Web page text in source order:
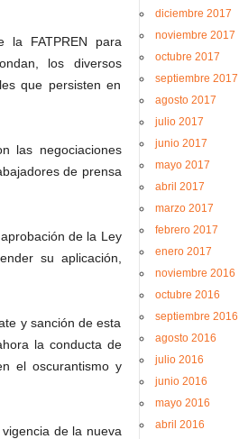
la FATPREN para
los diversos
que persisten en
las negociaciones
de prensa
de la Ley
su aplicación,
y sanción de esta
la conducta de
el oscurantismo y
de la nueva
diciembre 2017
noviembre 2017
octubre 2017
septiembre 2017
agosto 2017
julio 2017
junio 2017
mayo 2017
abril 2017
marzo 2017
febrero 2017
enero 2017
noviembre 2016
octubre 2016
septiembre 2016
agosto 2016
julio 2016
junio 2016
mayo 2016
abril 2016